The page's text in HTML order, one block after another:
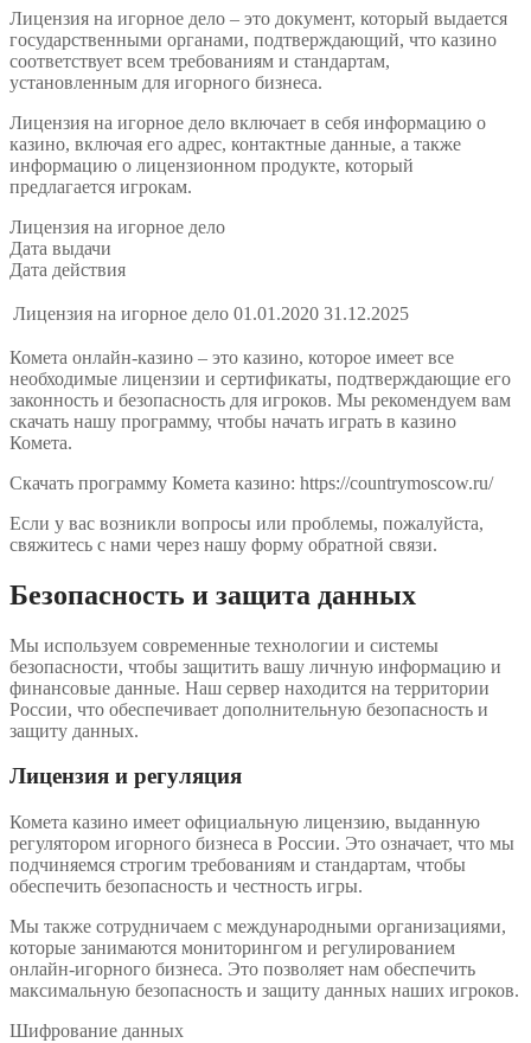
Лицензия на игорное дело – это документ, который выдается
государственными органами, подтверждающий, что казино
соответствует всем требованиям и стандартам,
установленным для игорного бизнеса.
Лицензия на игорное дело включает в себя информацию о
казино, включая его адрес, контактные данные, а также
информацию о лицензионном продукте, который
предлагается игрокам.
Лицензия на игорное дело
Дата выдачи
Дата действия
Лицензия на игорное дело 01.01.2020 31.12.2025
Комета онлайн-казино – это казино, которое имеет все
необходимые лицензии и сертификаты, подтверждающие его
законность и безопасность для игроков. Мы рекомендуем вам
скачать нашу программу, чтобы начать играть в казино
Комета.
Скачать программу Комета казино: https://countrymoscow.ru/
Если у вас возникли вопросы или проблемы, пожалуйста,
свяжитесь с нами через нашу форму обратной связи.
Безопасность и защита данных
Мы используем современные технологии и системы
безопасности, чтобы защитить вашу личную информацию и
финансовые данные. Наш сервер находится на территории
России, что обеспечивает дополнительную безопасность и
защиту данных.
Лицензия и регуляция
Комета казино имеет официальную лицензию, выданную
регулятором игорного бизнеса в России. Это означает, что мы
подчиняемся строгим требованиям и стандартам, чтобы
обеспечить безопасность и честность игры.
Мы также сотрудничаем с международными организациями,
которые занимаются мониторингом и регулированием
онлайн-игорного бизнеса. Это позволяет нам обеспечить
максимальную безопасность и защиту данных наших игроков.
Шифрование данных